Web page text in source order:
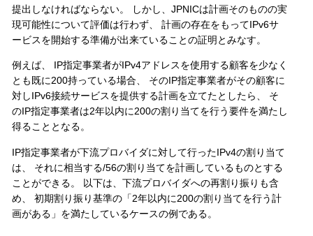
提出しなければならない。 しかし、JPNICは計画そのものの実
現可能性について評価は行わず、 計画の存在をもってIPv6サ
ービスを開始する準備が出来ていることの証明とみなす。
例えば、 IP指定事業者がIPv4アドレスを使用する顧客を少なく
とも既に200持っている場合、 そのIP指定事業者がその顧客に
対しIPv6接続サービスを提供する計画を立てたとしたら、 そ
のIP指定事業者は2年以内に200の割り当てを行う要件を満たし
得ることとなる。
IP指定事業者が下流プロバイダに対して行ったIPv4の割り当て
は、 それに相当する/56の割り当てを計画しているものとする
ことができる。 以下は、下流プロバイダへの再割り振りも含
め、 初期割り振り基準の「2年以内に200の割り当てを行う計
画がある」を満たしているケースの例である。